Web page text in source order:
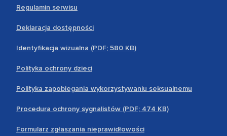
Regulamin serwisu
Deklaracja dostępności
Identyfikacja wizualna (PDF; 580 KB)
Polityka ochrony dzieci
Polityka zapobiegania wykorzystywaniu seksualnemu
Procedura ochrony sygnalistów (PDF; 474 KB)
Formularz zgłaszania nieprawidłowości